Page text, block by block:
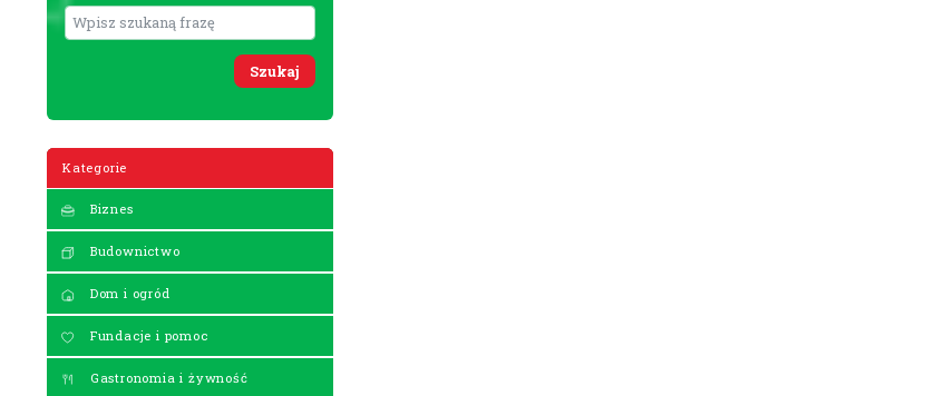
Wyszukaj
Kategorie
Biznes
Budownictwo
Dom i ogród
Fundacje i pomoc
Gastronomia i żywność